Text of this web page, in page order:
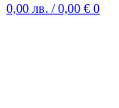
0,00 лв. / 0,00 € 0